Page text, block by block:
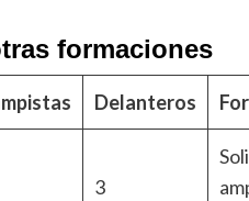
formaciones
Delanteros
3